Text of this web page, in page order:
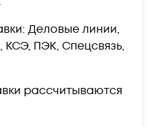
Деловые линии,
КСЭ, ПЭК, Спецсвязь,
рассчитываются